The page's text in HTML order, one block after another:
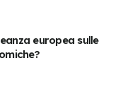
europea sulle